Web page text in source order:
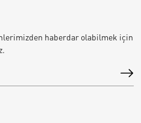
haberdar olabilmek için